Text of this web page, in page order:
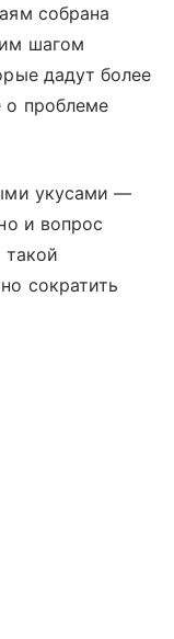
собрана
шагом
дадут более
о проблеме
укусами —
и вопрос
сократить